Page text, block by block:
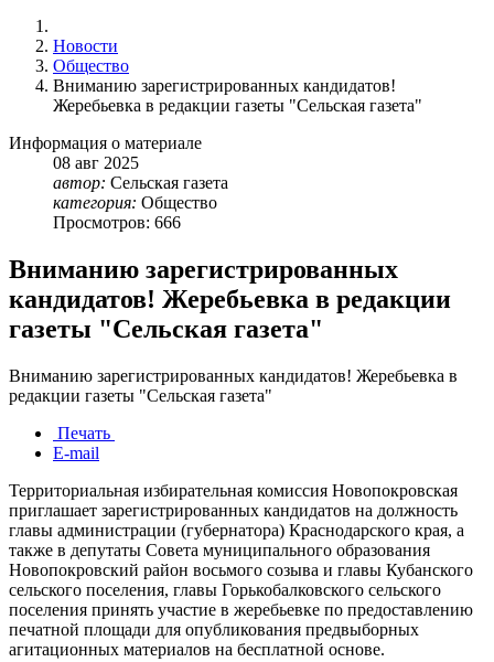
Новости
Общество
Вниманию зарегистрированных кандидатов!
Жеребьевка в редакции газеты "Сельская газета"
Информация о материале
08 авг 2025
автор: Сельская газета
категория: Общество
Просмотров: 666
Вниманию зарегистрированных
кандидатов! Жеребьевка в редакции
газеты "Сельская газета"
Вниманию зарегистрированных кандидатов! Жеребьевка в
редакции газеты "Сельская газета"
Печать
E-mail
Территориальная избирательная комиссия Новопокровская
приглашает зарегистрированных кандидатов на должность
главы администрации (губернатора) Краснодарского края, а
также в депутаты Совета муниципального образования
Новопокровский район восьмого созыва и главы Кубанского
сельского поселения, главы Горькобалковского сельского
поселения принять участие в жеребьевке по предоставлению
печатной площади для опубликования предвыборных
агитационных материалов на бесплатной основе.